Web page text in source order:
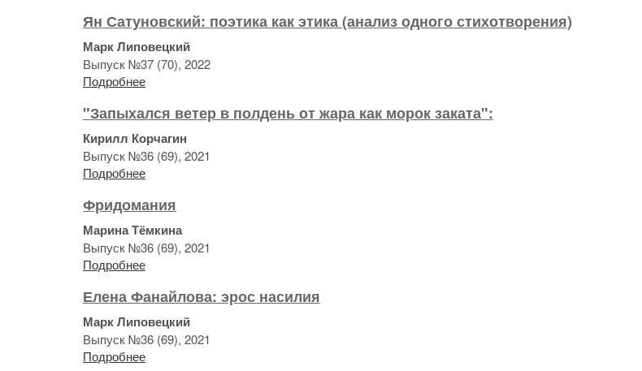
Ян Сатуновский: поэтика как этика (анализ одного стихотворения)
Марк Липовецкий
Выпуск №37 (70), 2022
Подробнее
"Запыхался ветер в полдень от жара как морок заката":
Кирилл Корчагин
Выпуск №36 (69), 2021
Подробнее
Фридомания
Марина Тёмкина
Выпуск №36 (69), 2021
Подробнее
Елена Фанайлова: эрос насилия
Марк Липовецкий
Выпуск №36 (69), 2021
Подробнее